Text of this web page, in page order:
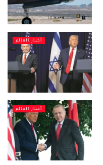
أخبار العالم
أخبار العالم